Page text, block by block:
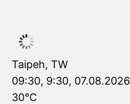
Taipeh, TW
09:30, 9:30, 07.08.2026
30°C